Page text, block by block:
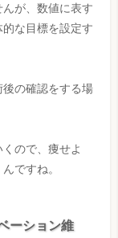
なら二
テラン
！
が、数値に表す
な目標を設定す
の確認をする場
ので、痩せよ
ですね。
ーション維